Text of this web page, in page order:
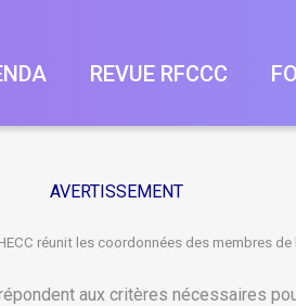
REVUE RFCCC
AVERTISSEMENT
réunit les coordonnées des membres
aux critères nécessaires